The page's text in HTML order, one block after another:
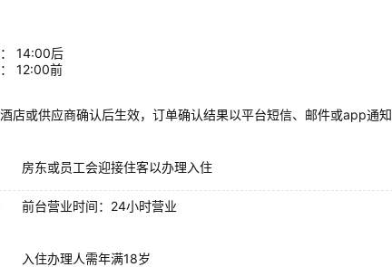
14:00后
12:00前
店或供应商确认后生效，订单确认结果以平台短信、邮件或app通
房东或员工会迎接住客以办理入住
前台营业时间：24小时营业
入住办理人需年满18岁